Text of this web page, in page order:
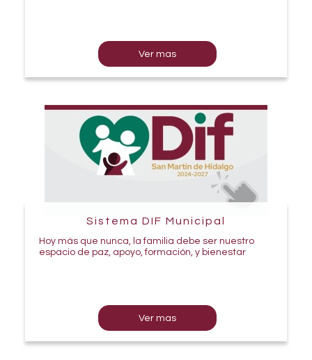
Ver mas
Sistema DIF Municipal
Hoy más que nunca, la familia debe ser nuestro
espacio de paz, apoyo, formación, y bienestar
Ver mas